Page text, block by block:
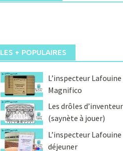
LES + POPULAIRES
L’inspecteur Lafouine
Magnifico
Les drôles
(saynète à jouer)
L’inspecteur Lafouine
déjeuner